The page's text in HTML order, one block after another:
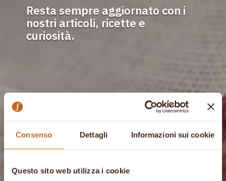
Consenso Dettagli Informazioni sui cookie
Questo sito web utilizza i cookie
Resta sempre aggiornato con i
nostri articoli, ricette e
curiosità.